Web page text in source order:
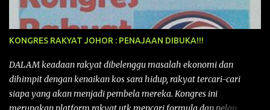
KONGRES RAKYAT JOHOR : PENAJAAN DIBUKA!!!
DALAM keadaan rakyat dibelenggu masalah ekonomi dan
dihimpit dengan kenaikan kos sara hidup, rakyat tercari-cari
siapa yang akan menjadi pembela mereka. Kongres ini